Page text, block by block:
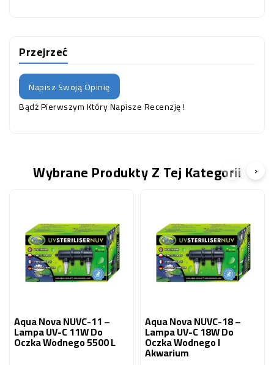
Przejrzeć
Napisz Swoją Opinię
Bądź Pierwszym Który Napisze Recenzję !
Wybrane Produkty Z Tej Kategorii
Aqua Nova NUVC-11 –
Lampa UV-C 11W Do
Oczka Wodnego 5500 L
Aqua Nova NUVC-18 –
Lampa UV-C 18W Do
Oczka Wodnego I
Akwarium
‹ ›